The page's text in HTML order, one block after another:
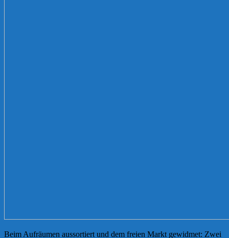
Beim Aufräumen aussortiert und dem freien Markt gewidmet: Zwei